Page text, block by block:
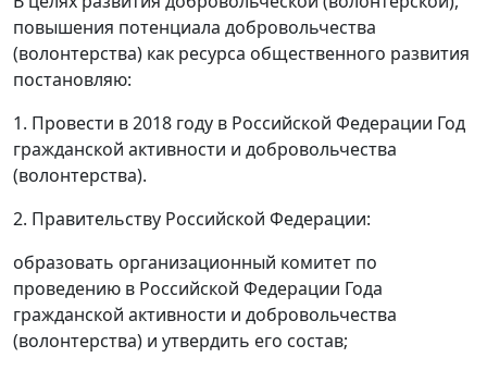
повышения потенциала добровольчества
(волонтерства) как ресурса общественного развития
постановляю:
1. Провести в 2018 году в Российской Федерации Год
гражданской активности и добровольчества
(волонтерства).
2. Правительству Российской Федерации:
образовать организационный комитет по
проведению в Российской Федерации Года
гражданской активности и добровольчества
(волонтерства) и утвердить его состав;